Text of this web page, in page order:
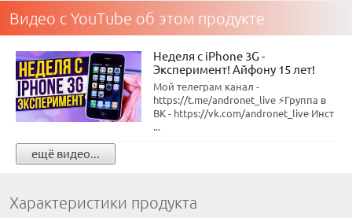
Видео с YouTube об этом продукте
Неделя с iPhone 3G -
Эксперимент! Айфону 15 лет!
Мой телеграм канал -
https://t.me/andronet_live ⚡Группа в
ВК - https://vk.com/andronet_live Инст
...
ещё видео...
Характеристики продукта